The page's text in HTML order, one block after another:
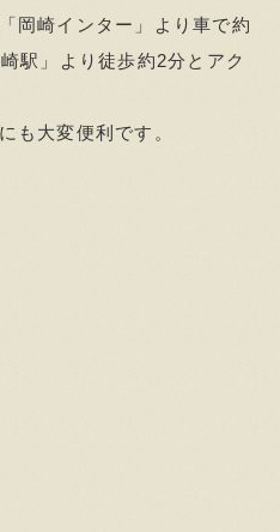
岡崎インター」より車で約
駅」より徒歩約2分とアク
も大変便利です。